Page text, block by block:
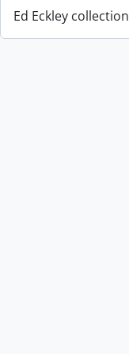
Ed Eckley collection